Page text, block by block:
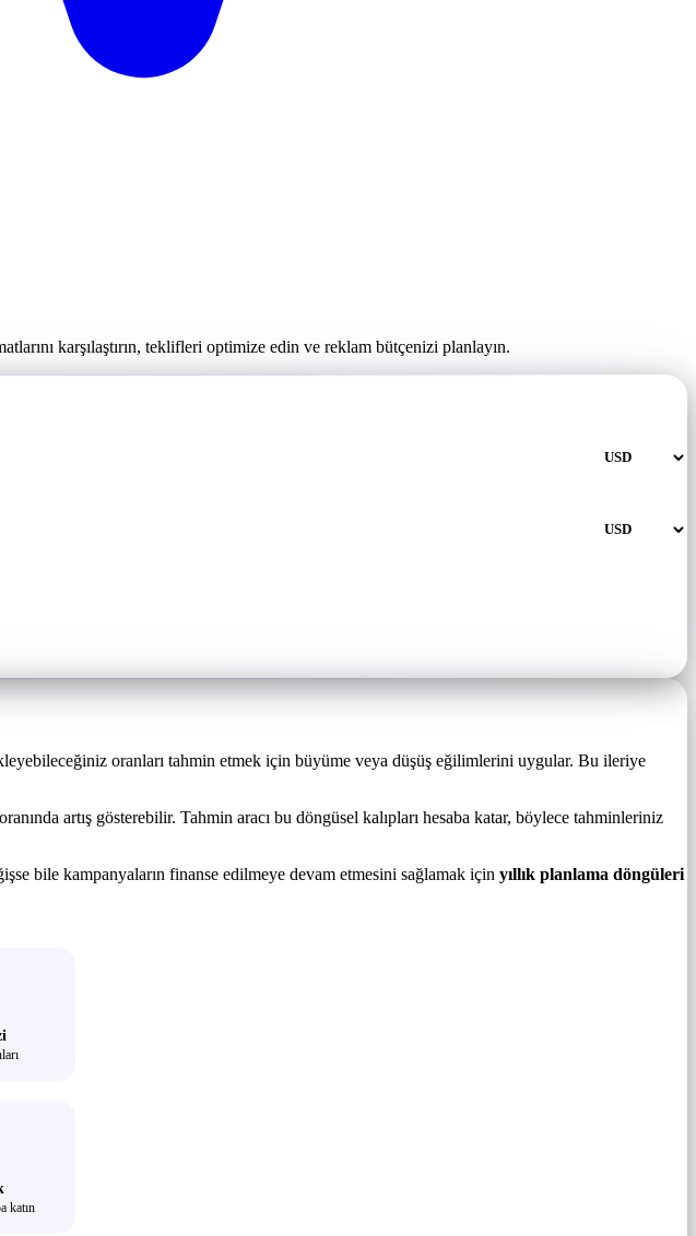
karşılaştırın, teklifleri optimize edin ve reklam bütçenizi planlayın.
oranları tahmin etmek için büyüme veya düşüş eğilimlerini uygular. Bu ileriye
artış gösterebilir. Tahmin aracı bu döngüsel kalıpları hesaba katar, böylece tahminleriniz
bile kampanyaların finanse edilmeye devam etmesini sağlamak için yıllık planlama döngüleri
katın